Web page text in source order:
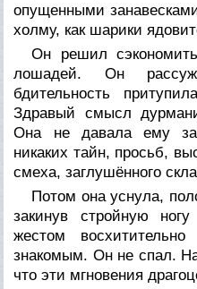
опущенными
холму, как шарики
Он решил
лошадей. Он
бдительность
Здравый смысл
Она не давала ему
никаких тайн, просьб,
смеха, заглушённого
Потом она уснула,
закинув стройную
жестом
знакомым. Он не спал.
что эти мгновения